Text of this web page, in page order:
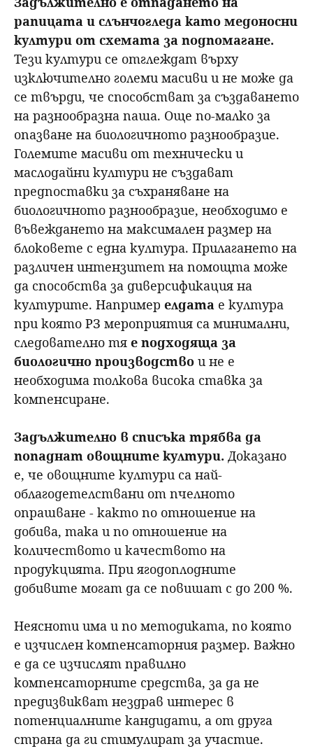
рапицата и слънчогледа като медоносни
култури от схемата за подпомагане.
Тези култури се отглеждат върху
изключително големи масиви и не може да
се твърди, че способстват за създаването
на разнообразна паша. Още по-малко за
опазване на биологичното разнообразие.
Големите масиви от технически и
маслодайни култури не създават
предпоставки за съхраняване на
биологичното разнообразие, необходимо е
въвеждането на максимален размер на
блоковете с една култура. Прилагането на
различен интензитет на помощта може
да способства за диверсификация на
културите. Например елдата е култура
при която РЗ мероприятия са минимални,
следователно тя е подходяща за
биологично производство и не е
необходима толкова висока ставка за
компенсиране.
Задължително в списъка трябва да
попаднат овощните култури. Доказано
е, че овощните култури са най-
облагодетелствани от пчелното
опрашване - както по отношение на
добива, така и по отношение на
количеството и качеството на
продукцията. При ягодоплодните
добивите могат да се повишат с до 200 %.
Неясноти има и по методиката, по която
е изчислен компенсаторния размер. Важно
е да се изчислят правилно
компенсаторните средства, за да не
предизвикват нездрав интерес в
потенциалните кандидати, а от друга
страна да ги стимулират за участие.